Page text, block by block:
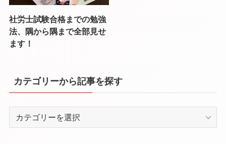
社労士試験合格までの勉強
法、隅から隅まで全部見せ
ます！
カテゴリーから記事を探す